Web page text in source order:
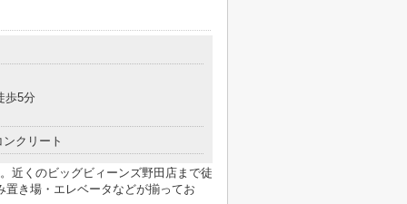
歩5分
クリート
近くのビッグビィーンズ野田店まで徒
き場・エレベータなどが揃ってお